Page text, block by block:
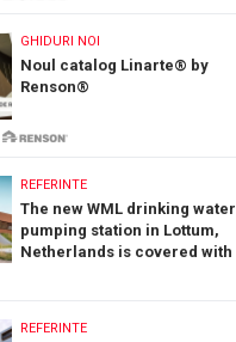
GHIDURI NOI
Noul catalog Linarte® by
Renson®
REFERINTE
The new WML drinking water
pumping station in Lottum,
Netherlands is covered with
REFERINTE